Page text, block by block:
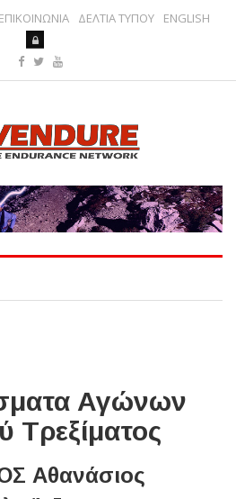
ΕΠΙΚΟΙΝΩΝΙΑ ΔΕΛΤΙΑ ΤΥΠΟΥ ENGLISH
Αγώνων
Τρεξίματος
Αθανάσιος